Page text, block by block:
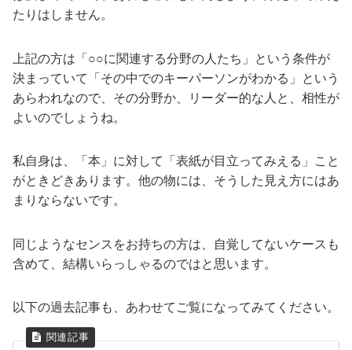
たりはしません。
上記の方は「○○に関連する分野の人たち」という条件が
決まっていて「その中でのキーパーソンがわかる」という
あらわれなので、その分野か、リーダー的な人と、相性が
よいのでしょうね。
私自身は、「本」に対して「表紙が目立ってみえる」こと
がときどきあります。他の物には、そうした見え方にはあ
まりならないです。
同じようなセンスをお持ちの方は、自覚してないケースも
含めて、結構いらっしゃるのではと思います。
以下の過去記事も、あわせてご覧になってみてください。